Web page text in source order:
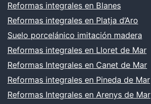
Reformas integrales en Blanes
Reformas integrales en Platja d’Aro
Suelo porcelánico imitación madera
Reformas integrales en Lloret de Mar
Reformas Integrales en Canet de Mar
Reformas integrales en Pineda de Mar
Reformas Integrales en Arenys de Mar